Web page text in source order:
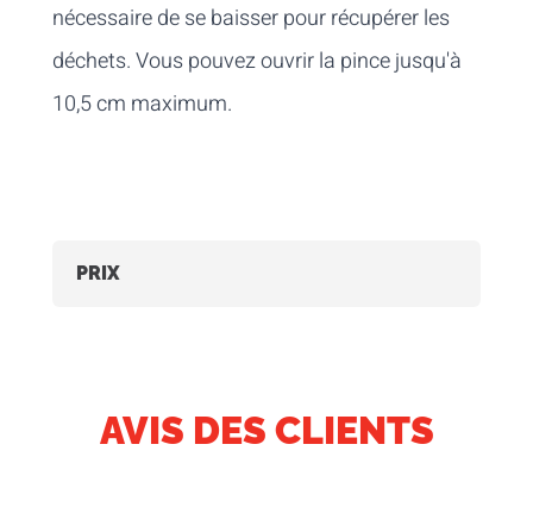
nécessaire de se baisser pour récupérer les
déchets. Vous pouvez ouvrir la pince jusqu'à
10,5 cm maximum.
PRIX
AVIS DES CLIENTS